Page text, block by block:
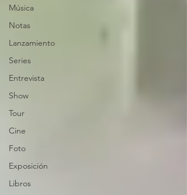
Música
Notas
Lanzamiento
Series
Entrevista
Show
Tour
Cine
Foto
Exposición
Libros